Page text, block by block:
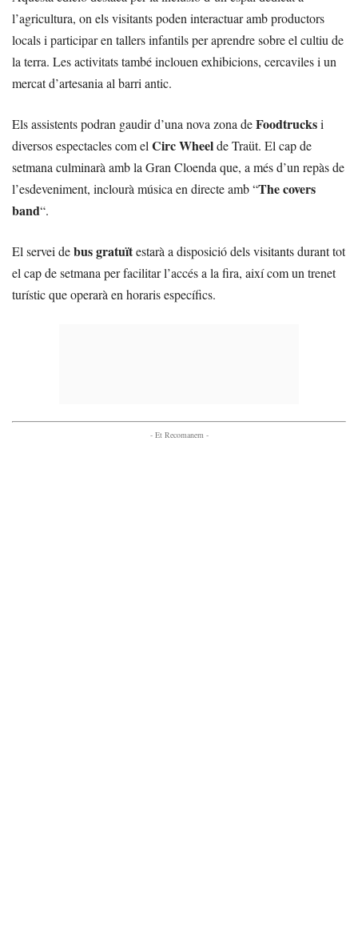
l’agricultura, on els visitants poden interactuar amb productors
locals i participar en tallers infantils per aprendre sobre el cultiu de
la terra. Les activitats també inclouen exhibicions, cercaviles i un
mercat d’artesania al barri antic.
Els assistents podran gaudir d’una nova zona deFoodtrucksi
diversos espectacles com el Circ Wheelde Traüt. El cap de
setmana culminarà amb la Gran Cloenda que, a més d’un repàs de
l’esdeveniment, inclourà música en directe amb “The covers
band“.
El servei debus gratuïtestarà a disposició dels visitants durant tot
el cap de setmana per facilitar l’accés a la fira, així com un trenet
turístic que operarà en horaris específics.
- Et Recomanem -